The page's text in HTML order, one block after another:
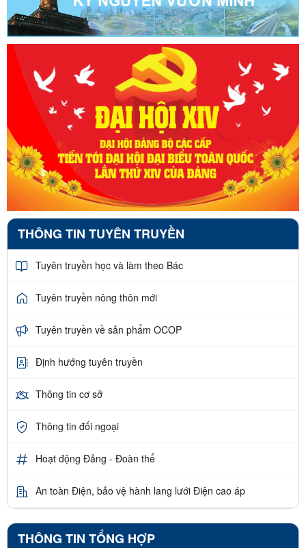
THÔNG TIN TUYÊN TRUYỀN
Tuyên truyền học và làm theo Bác
Tuyên truyền nông thôn mới
Tuyên truyền về sản phẩm OCOP
Định hướng tuyên truyền
Thông tin cơ sở
Thông tin đối ngoại
Hoạt động Đảng - Đoàn thể
An toàn Điện, bảo vệ hành lang lưới Điện cao áp
THÔNG TIN TỔNG HỢP